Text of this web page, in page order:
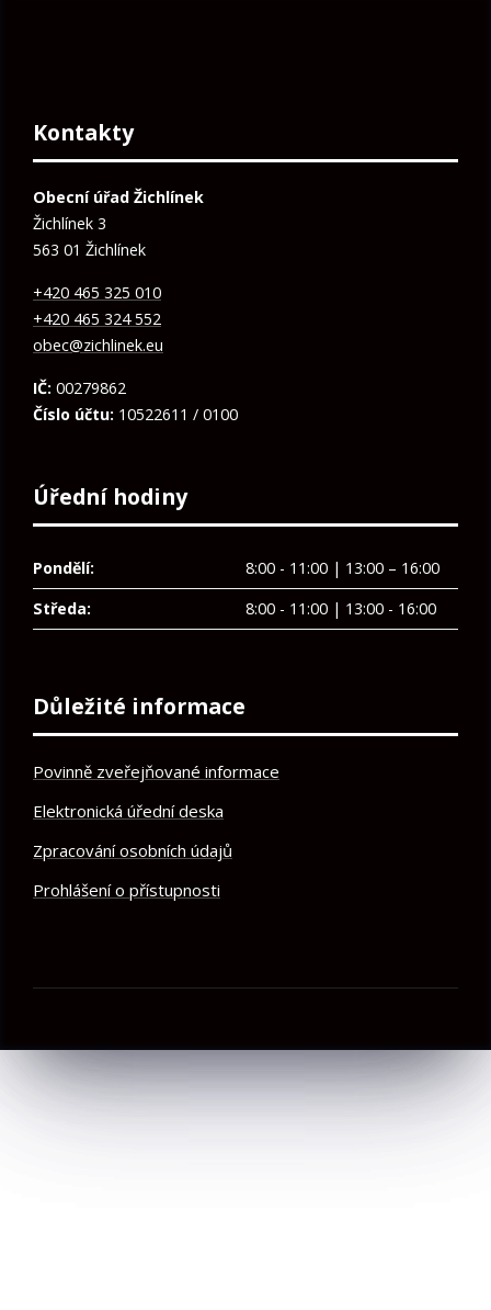
Kontakty
Obecní úřad Žichlínek
Žichlínek 3
563 01 Žichlínek
+420 465 325 010
+420 465 324 552
obec@zichlinek.eu
IČ: 00279862
Číslo účtu: 10522611 / 0100
Úřední hodiny
Pondělí:
8:00 - 11:00 | 13:00 – 16:00
Středa:
8:00 - 11:00 | 13:00 - 16:00
Důležité informace
Povinně zveřejňované informace
Elektronická úřední deska
Zpracování osobních údajů
Prohlášení o přístupnosti